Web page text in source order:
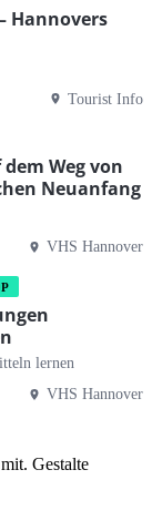
Hannovers
Tourist Info
Weg von
Neuanfang
VHS Hannover
lernen
VHS Hannover
Gestalte